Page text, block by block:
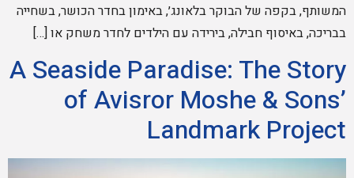
המשותף, בקפה של הבוקר בלאונג׳, באימון בחדר הכושר, בשחייה
בבריכה, באיסוף חבילה, בירידה עם הילדים לחדר משחק או […]
A Seaside Paradise: The Story
of Avisror Moshe & Sons’
Landmark Project